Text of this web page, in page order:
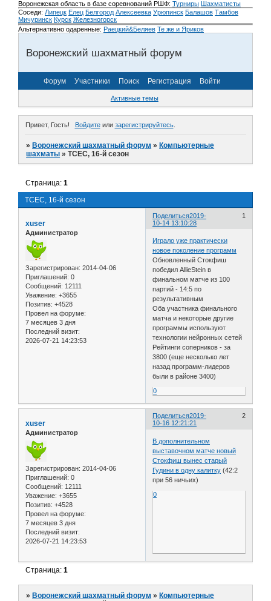
Воронежская область в базе соревнований РШФ: Турниры Шахматисты
Соседи: Липецк Елец Белгород Алексеевка Урюпинск Балашов Тамбов
Мичуринск Курск Железногорск
Альтернативно одаренные: Раецкий&Беляев Те же и Яриков
Воронежский шахматный форум
Форум Участники Поиск Регистрация Войти
Активные темы
Привет, Гость! Войдитеили зарегистрируйтесь.
»Воронежский шахматный форум »Компьютерные
шахматы »TCEC, 16-й сезон
TCEC, 16-й сезон
Страница:1
Поделиться 1
2019-
10-14 13:10:28
xuser
Администратор
Зарегистрирован: 2014-04-06
Приглашений: 0
Сообщений: 12111
Уважение: +3655
Позитив: +4528
Провел на форуме:
7 месяцев 3 дня
Последний визит:
2026-07-21 14:23:53
Играло уже практически
новое поколение программ
Обновленный Стокфиш
победил AllieStein в
финальном матче из 100
партий - 14:5 по
результативным
Оба участника финального
матча и некоторые другие
программы используют
технологии нейронных сетей
Рейтинги соперников - за
3800 (еще несколько лет
назад программ-лидеров
были в районе 3400)
0
Поделиться 2
2019-
10-16 12:21:21
xuser
Администратор
Зарегистрирован: 2014-04-06
Приглашений: 0
Сообщений: 12111
Уважение: +3655
Позитив: +4528
Провел на форуме:
7 месяцев 3 дня
Последний визит:
2026-07-21 14:23:53
В дополнительном
выставочном матче новый
Стокфиш вынес старый
Гудини в одну калитку (42:2
при 56 ничьих)
0
Страница:1
» Воронежский шахматный форум » Компьютерные